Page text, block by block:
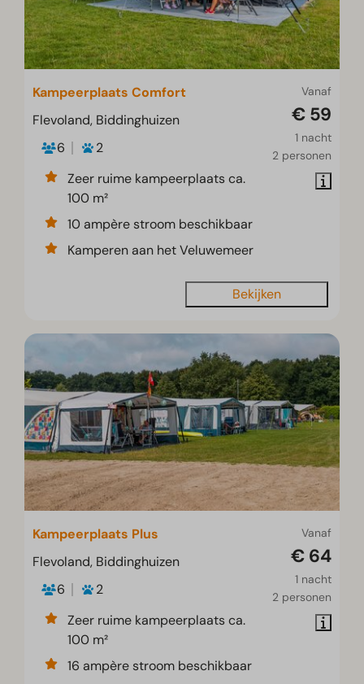
Vanaf
€ 59
1 nacht
2 personen
Kampeerplaats Comfort
Flevoland, Biddinghuizen
6
2
Zeer ruime kampeerplaats ca.
100 m²
10 ampère stroom beschikbaar
Kamperen aan het Veluwemeer
Bekijken
Vanaf
€ 64
1 nacht
2 personen
Kampeerplaats Plus
Flevoland, Biddinghuizen
6
2
Zeer ruime kampeerplaats ca.
100 m²
16 ampère stroom beschikbaar